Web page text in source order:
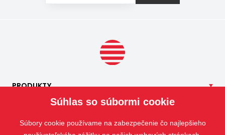
PRODUKTY
SLUŽBYSúhlas so súbormi cookie
Súbory cookie používame na zabezpečenie čo najlepšieho